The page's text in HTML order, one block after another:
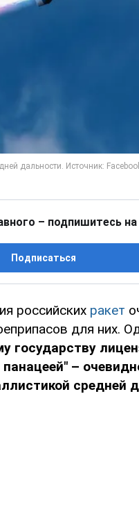
– подпишитесь на
Подписаться
российских ракет
для них.
государству
–
средней